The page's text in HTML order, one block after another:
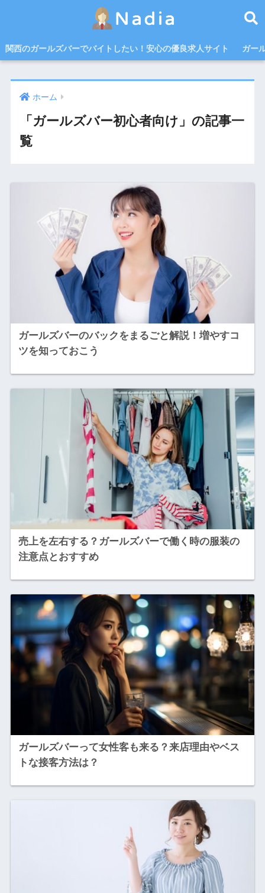
関西のガールズバーでバイトしたい！安心の優良求人サイト ガー
ホーム
「ガールズバー初心者向け」の記事一
覧
ガールズバーのバックをまるごと解説！増やすコ
ツを知っておこう
売上を左右する？ガールズバーで働く時の服装の
注意点とおすすめ
ガールズバーって女性客も来る？来店理由やベス
トな接客方法は？